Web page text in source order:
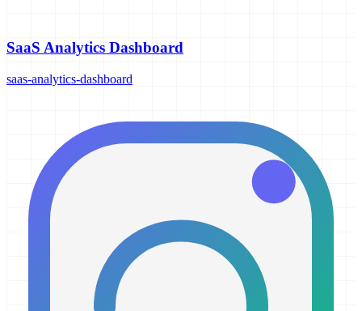
SaaS Analytics Dashboard
saas-analytics-dashboard